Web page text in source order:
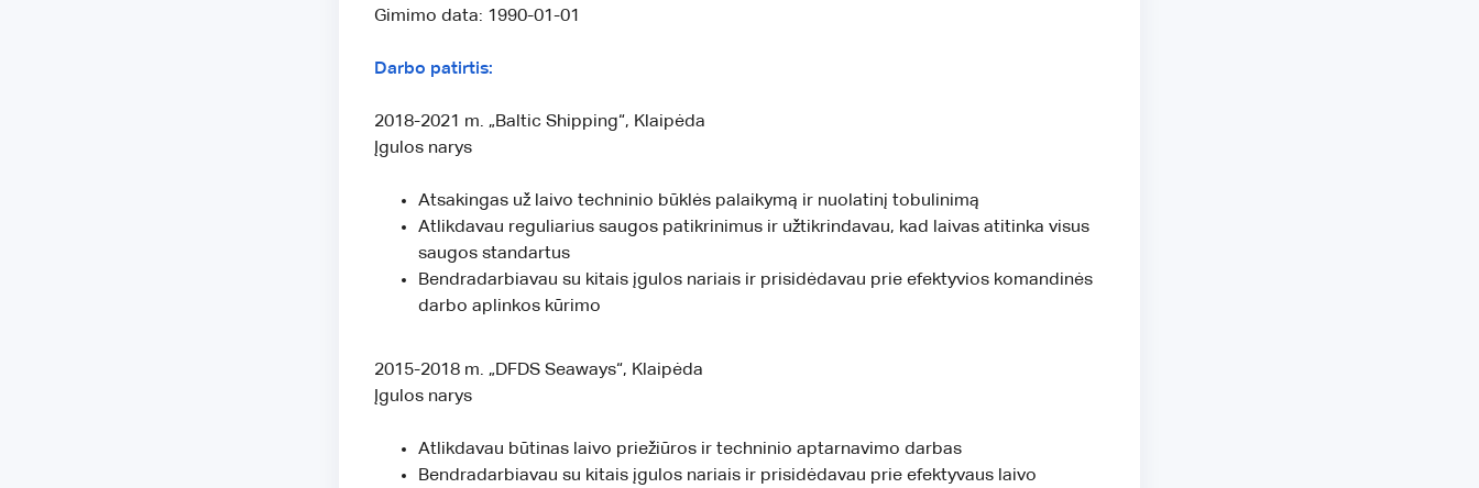
Gimimo data: 1990-01-01
Darbo patirtis:
2018-2021 m. „Baltic Shipping“, Klaipėda
Įgulos narys
Atsakingas už laivo techninio būklės palaikymą ir nuolatinį tobulinimą
Atlikdavau reguliarius saugos patikrinimus ir užtikrindavau, kad laivas atitinka visus
saugos standartus
Bendradarbiavau su kitais įgulos nariais ir prisidėdavau prie efektyvios komandinės
darbo aplinkos kūrimo
2015-2018 m. „DFDS Seaways“, Klaipėda
Įgulos narys
Atlikdavau būtinas laivo priežiūros ir techninio aptarnavimo darbas
Bendradarbiavau su kitais įgulos nariais ir prisidėdavau prie efektyvaus laivo